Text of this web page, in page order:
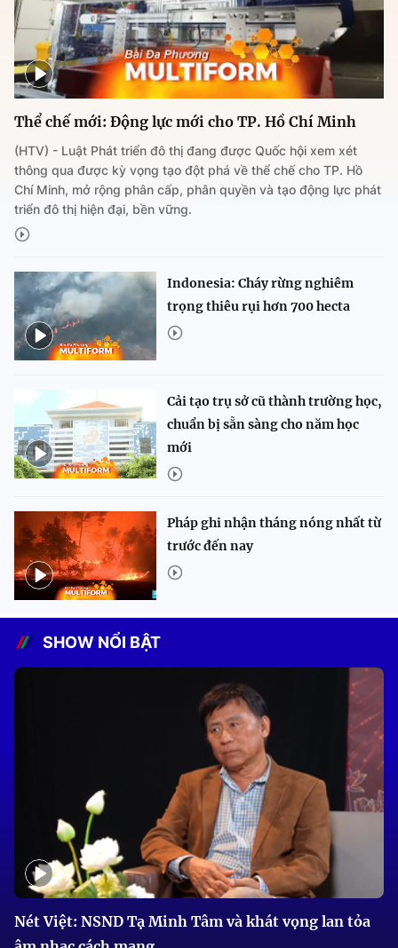
Thể chế mới: Động lực mới cho TP. Hồ Chí Minh
(HTV) - Luật Phát triển đô thị đang được Quốc hội xem xét
thông qua được kỳ vọng tạo đột phá về thể chế cho TP. Hồ
Chí Minh, mở rộng phân cấp, phân quyền và tạo động lực phát
triển đô thị hiện đại, bền vững.
Indonesia: Cháy rừng nghiêm
trọng thiêu rụi hơn 700 hecta
Cải tạo trụ sở cũ thành trường học,
chuẩn bị sẵn sàng cho năm học
mới
Pháp ghi nhận tháng nóng nhất từ
trước đến nay
SHOW NỔI BẬT
Nét Việt: NSND Tạ Minh Tâm và khát vọng lan tỏa